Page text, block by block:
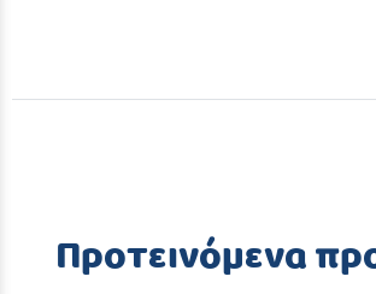
Προτεινόμενα